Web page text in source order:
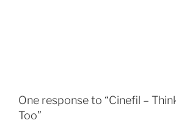
One response to “Cinefil –
Too”